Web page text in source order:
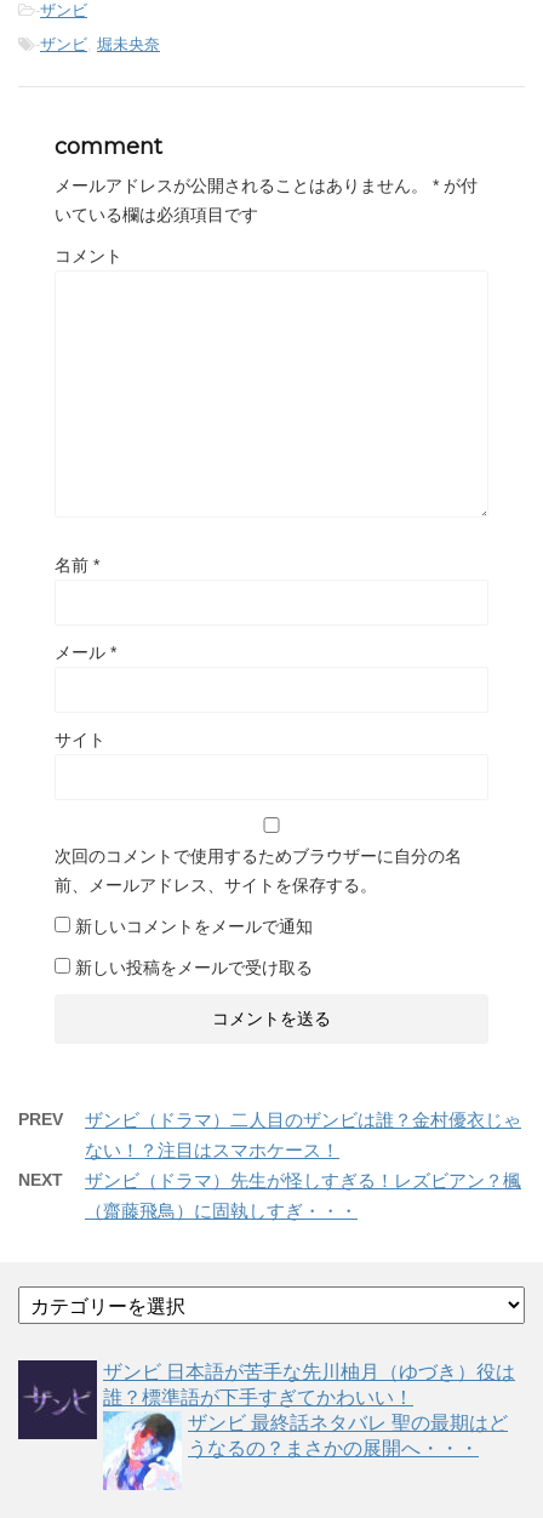
-ザンビ
-ザンビ 堀未央奈
comment
メールアドレスが公開されることはありません。 * が付
いている欄は必須項目です
コメント
名前 *
メール *
サイト
次回のコメントで使用するためブラウザーに自分の名
前、メールアドレス、サイトを保存する。
新しいコメントをメールで通知
新しい投稿をメールで受け取る
PREV
ザンビ（ドラマ）二人目のザンビは誰？金村優衣じゃ
ない！？注目はスマホケース！
NEXT
ザンビ（ドラマ）先生が怪しすぎる！レズビアン？楓
（齋藤飛鳥）に固執しすぎ・・・
テ
ー
ザンビ 日本語が苦手な先川柚月（ゆづき）役は
誰？標準語が下手すぎてかわいい！
ザンビ 最終話ネタバレ 聖の最期はど
うなるの？まさかの展開へ・・・